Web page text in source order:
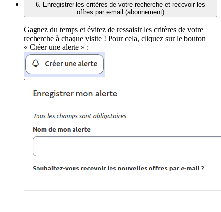
6. Enregistrer les critères de votre recherche et recevoir les
offres par e-mail (abonnement)
Gagnez du temps et évitez de ressaisir les critères de votre
recherche à chaque visite ! Pour cela, cliquez sur le bouton
« Créer une alerte » :